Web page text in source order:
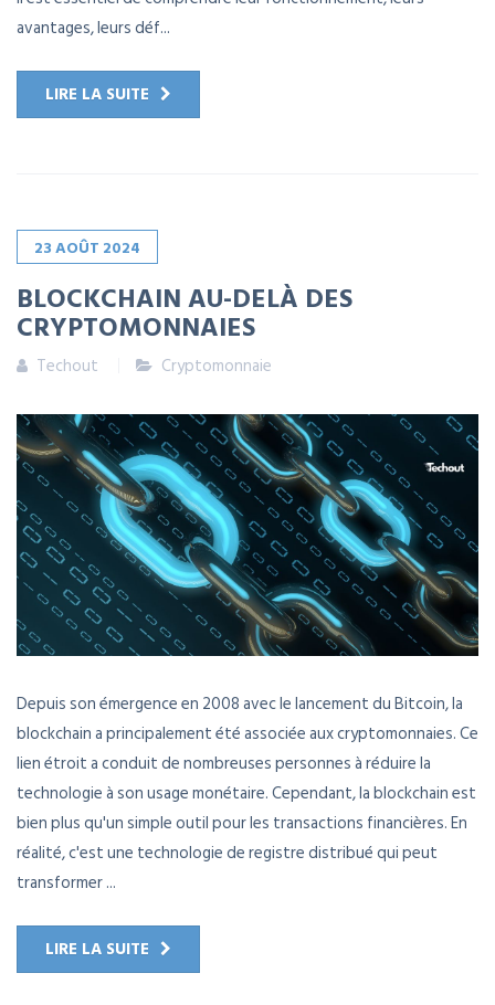
avantages, leurs déf...
LIRE LA SUITE
23AOÛT 2024
BLOCKCHAIN AU-DELÀ DES
CRYPTOMONNAIES
Techout Cryptomonnaie
Depuis son émergence en 2008 avec le lancement du Bitcoin, la
blockchain a principalement été associée aux cryptomonnaies. Ce
lien étroit a conduit de nombreuses personnes à réduire la
technologie à son usage monétaire. Cependant, la blockchain est
bien plus qu'un simple outil pour les transactions financières. En
réalité, c'est une technologie de registre distribué qui peut
transformer ...
LIRE LA SUITE